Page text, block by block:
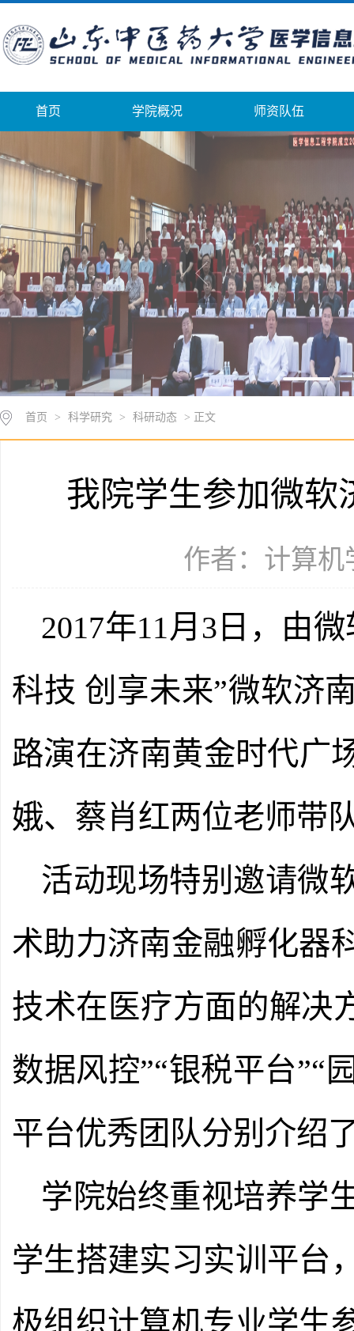
首页 学院概况 师资队伍
首页 > 科学研究 > 科研动态 > 正文
我院学生参加微软
作者：计算机
2017年11月 3 日，由
科技 创享未来”微软济
路演在济南黄金时代广
娥、蔡肖红两位老师带
活动现场特别邀请微
术助力济南金融孵化器
技术在医疗方面的解决
数据风控”“银税平台”“
平台优秀团队分别介绍
学院始终重视培养学
学生搭建实习实训平台
极组织计算机专业学生